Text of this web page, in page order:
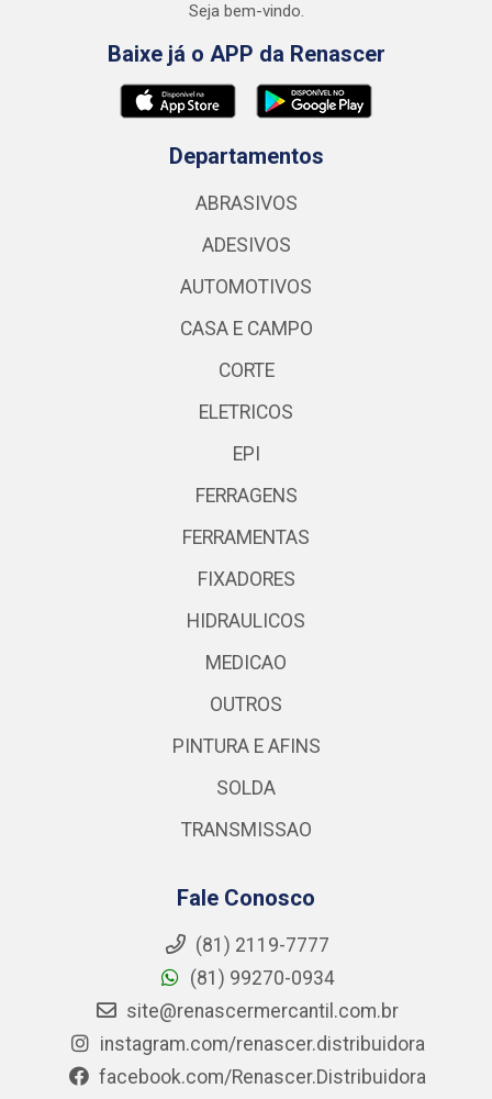
Seja bem-vindo.
Baixe já o APP da Renascer
Departamentos
ABRASIVOS
ADESIVOS
AUTOMOTIVOS
CASA E CAMPO
CORTE
ELETRICOS
EPI
FERRAGENS
FERRAMENTAS
FIXADORES
HIDRAULICOS
MEDICAO
OUTROS
PINTURA E AFINS
SOLDA
TRANSMISSAO
Fale Conosco
(81) 2119-7777
(81) 99270-0934
site@renascermercantil.com.br
instagram.com/renascer.distribuidora
facebook.com/Renascer.Distribuidora